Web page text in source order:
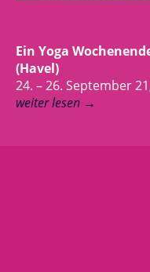
Ein Yoga
(Havel)
24. – 26. September
weiter lesen →